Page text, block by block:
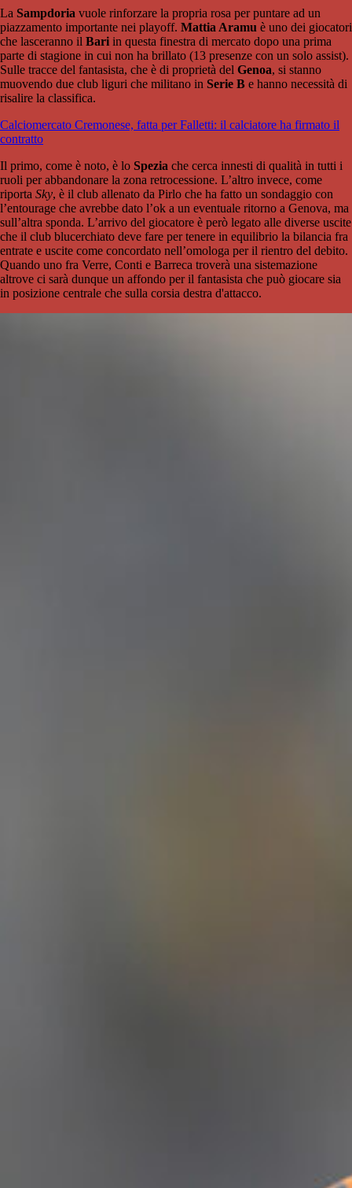
La Sampdoria vuole rinforzare la propria rosa per puntare ad un
piazzamento importante nei playoff. Mattia Aramu è uno dei giocatori
che lasceranno il Bari in questa finestra di mercato dopo una prima
parte di stagione in cui non ha brillato (13 presenze con un solo assist).
Sulle tracce del fantasista, che è di proprietà del Genoa, si stanno
muovendo due club liguri che militano in Serie B e hanno necessità di
risalire la classifica.
Calciomercato Cremonese, fatta per Falletti: il calciatore ha firmato il
contratto
Il primo, come è noto, è lo Spezia che cerca innesti di qualità in tutti i
ruoli per abbandonare la zona retrocessione. L’altro invece, come
riporta Sky, è il club allenato da Pirlo che ha fatto un sondaggio con
l’entourage che avrebbe dato l’ok a un eventuale ritorno a Genova, ma
sull’altra sponda. L’arrivo del giocatore è però legato alle diverse uscite
che il club blucerchiato deve fare per tenere in equilibrio la bilancia fra
entrate e uscite come concordato nell’omologa per il rientro del debito.
Quando uno fra Verre, Conti e Barreca troverà una sistemazione
altrove ci sarà dunque un affondo per il fantasista che può giocare sia
in posizione centrale che sulla corsia destra d'attacco.